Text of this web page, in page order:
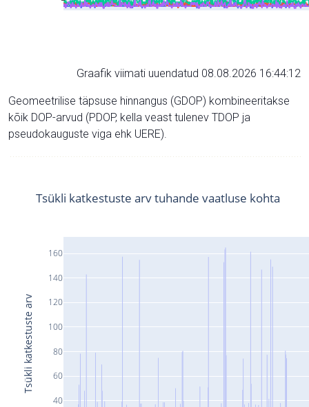
Graafik viimati uuendatud 08.08.2026 16:44:12
Geomeetrilise täpsuse hinnangus (GDOP) kombineeritakse
kõik DOP-arvud (PDOP, kella veast tulenev TDOP ja
pseudokauguste viga ehk UERE).
40
60
80
100
120
140
160
Tsükli katkestuste arv tuhande vaatluse kohta
Tsükli katkestuste arv